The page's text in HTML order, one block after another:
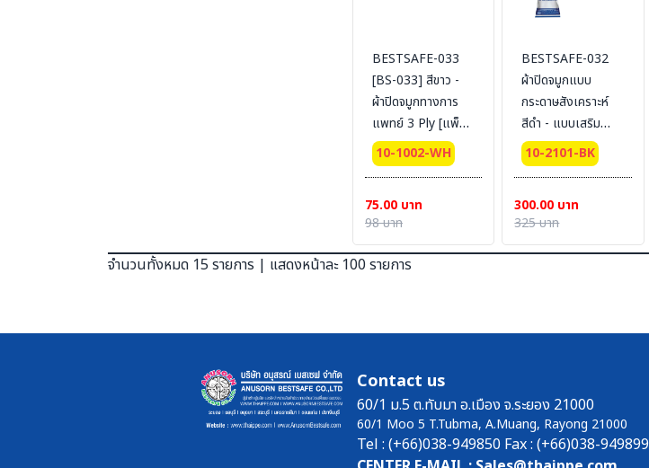
SECTION 23 UNIFORM SUIT WORKSHOP
SUIT - ชุดช่าง ชุดปฏิบัติงาน งานเชื่อม งานซ่อม
[FR-SUIT] UNIFORM ผ้ากันไฟ (วัสดุ) ชุดช็อป เสื้อ
SECTION 25 FR-SUIT FURNACE UNIFORM
ผ้ากันไฟ-กันน้ำเหล็ก ชุดป้องกันงานเชื่อม งานหน้า
เตาหลอม งานซีเมนต์
SECTION 26 ALUMINIZED SUITS - ชุด
BESTSAFE-033
[BS-033] สีขาว -
ผ้าปิดจมูกทางการ
แพทย์ 3 Ply [แพ็ค
รวม](50ชิ้น/กล่อง)
10-1002-WH
75.00 บาท
98 บาท
BESTSAFE-032
ผ้าปิดจมูกแบบ
กระดาษสังเคราะห์
สีดำ - แบบเสริม
ACTIVE CARBON
4 Ply [แพ็คแยกชิ้น]
10-2101-BK
300.00 บาท
325 บาท
จำนวนทั้งหมด 15 รายการ | แสดงหน้าละ 100 รายการ
Contact us
60/1 ม.5 ต.ทับมา อ.เมือง จ.ระยอง 21000
60/1 Moo 5 T.Tubma, A.Muang, Rayong 21000
Tel : (+66)038-949850 Fax : (+66)038-949899